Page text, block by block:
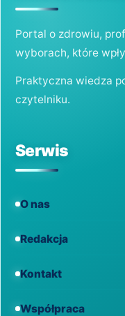
Portal o zdrowiu,
wyborach, które
Praktyczna wiedza
czytelniku.
Serwis
O nas
Redakcja
Kontakt
Współpraca